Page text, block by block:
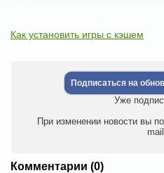
Как установить игры с кэшем
Подписаться на
Уже
При изменении новости вы
Комментарии (0)